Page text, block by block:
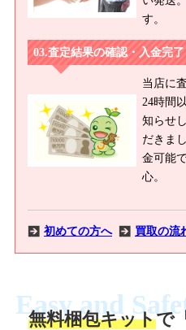
す。
査定結果の確認・入金完了
当店に
24時間
知らせ
だきま
金可能
心。
初めての方へ 買取の流
Easy and
無料梱包キットで